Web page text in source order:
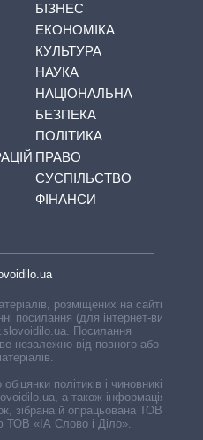
БІЗНЕС
ЕКОНОМІКА
КУЛЬТУРА
НАУКА
НАЦІОНАЛЬНА
БЕЗПЕКА
ПОЛІТИКА
ПРАВО
СУСПІЛЬСТВО
ФІНАНСИ
розміщених на сайті,
посилання (для інтернет-видань
Посилання
незалежно від повного або
політиків і чиновників,
а також інформація про
зібрана й опрацьована ТОВ «ІА
ТОВ «ІА Слово і Діло».